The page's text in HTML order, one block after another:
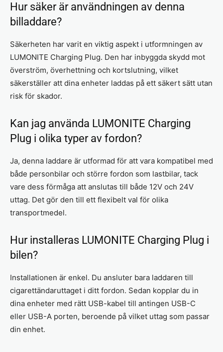
Hur säker är användningen av denna
billaddare?
Säkerheten har varit en viktig aspekt i utformningen av
LUMONITE Charging Plug. Den har inbyggda skydd mot
överström, överhettning och kortslutning, vilket
säkerställer att dina enheter laddas på ett säkert sätt utan
risk för skador.
Kan jag använda LUMONITE Charging
Plug i olika typer av fordon?
Ja, denna laddare är utformad för att vara kompatibel med
både personbilar och större fordon som lastbilar, tack
vare dess förmåga att anslutas till både 12V och 24V
uttag. Det gör den till ett flexibelt val för olika
transportmedel.
Hur installeras LUMONITE Charging Plug i
bilen?
Installationen är enkel. Du ansluter bara laddaren till
cigarettändaruttaget i ditt fordon. Sedan kopplar du in
dina enheter med rätt USB-kabel till antingen USB-C
eller USB-A porten, beroende på vilket uttag som passar
din enhet.